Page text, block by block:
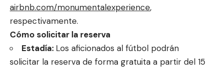
airbnb.com/monumentalexperience,
respectivamente.
Cómo solicitar la reserva
Estadía: Los aficionados al fútbol podrán
solicitar la reserva de forma gratuita a partir del 15